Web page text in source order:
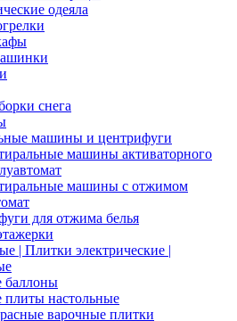
одеяла
снега
машины и центрифуги
машины активаторного
машины с отжимом
для отжима белья
| Плитки электрические |
баллоны
плиты настольные
варочные плитки